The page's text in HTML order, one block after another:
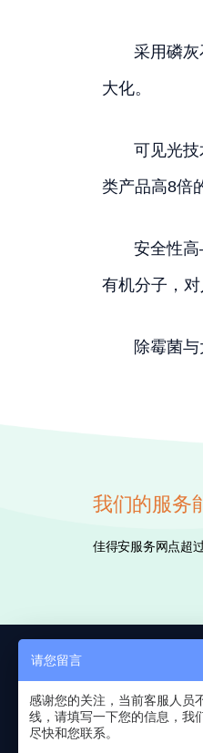
采用磷灰石
大化。
可见光技术
类产品高8倍
安全性高—
有机分子，对
除霉菌与大
我们的服务
佳得安服务网点超
请您留言
感谢您的关注，当前客服人员
线，请填写一下您的信息，我
尽快和您联系。